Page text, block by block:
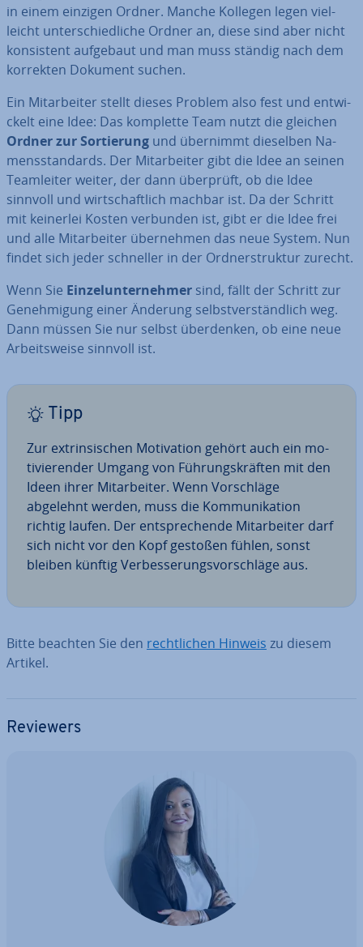
in einem einzigen Ordner. Manche Kollegen legen viel­
leicht un­ter­schied­li­che Ordner an, diese sind aber nicht
kon­sis­tent aufgebaut und man muss ständig nach dem
korrekten Dokument suchen.
Ein Mit­ar­bei­ter stellt dieses Problem also fest und ent­wi­
ckelt eine Idee: Das komplette Team nutzt die gleichen
Ordner zur Sor­tie­rung und übernimmt dieselben Na­
mens­stan­dards. Der Mit­ar­bei­ter gibt die Idee an seinen
Team­lei­ter weiter, der dann überprüft, ob die Idee
sinnvoll und wirt­schaft­lich machbar ist. Da der Schritt
mit keinerlei Kosten verbunden ist, gibt er die Idee frei
und alle Mit­ar­bei­ter über­neh­men das neue System. Nun
findet sich jeder schneller in der Ord­ner­struk­tur zurecht.
Wenn Sie Ein­zel­un­ter­neh­mer sind, fällt der Schritt zur
Ge­neh­mi­gung einer Änderung selbst­ver­ständ­lich weg.
Dann müssen Sie nur selbst über­den­ken, ob eine neue
Ar­beits­wei­se sinnvoll ist.
Tipp
Zur ex­trin­si­schen Mo­ti­va­ti­on gehört auch ein mo­
ti­vie­ren­der Umgang von Füh­rungs­kräf­ten mit den
Ideen ihrer Mit­ar­bei­ter. Wenn Vor­schlä­ge
abgelehnt werden, muss die Kom­mu­ni­ka­ti­on
richtig laufen. Der ent­spre­chen­de Mit­ar­bei­ter darf
sich nicht vor den Kopf gestoßen fühlen, sonst
bleiben künftig Ver­bes­se­rungs­vor­schlä­ge aus.
Bitte beachten Sie den recht­li­chen Hinweis zu diesem
Artikel.
Reviewers